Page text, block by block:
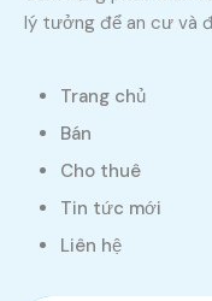
lý tưởng để an cư và
Trang chủ
Bán
Cho thuê
Tin tức mới
Liên hệ